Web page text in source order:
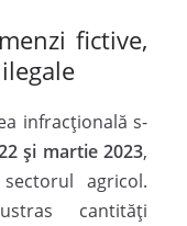
fictive,
infracțională s-
și martie 2023,
agricol.
cantități